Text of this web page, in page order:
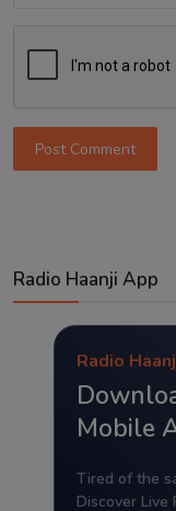
Post Comment
Radio Haanji App
Radio
Mobile
Tired of the
Discover Live